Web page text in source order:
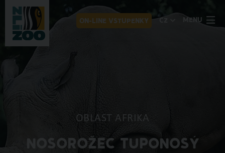
ON-LINE VSTUPENKY MENU
OBLAST AFRIKA
NOSOROŽEC TUPONOSÝ